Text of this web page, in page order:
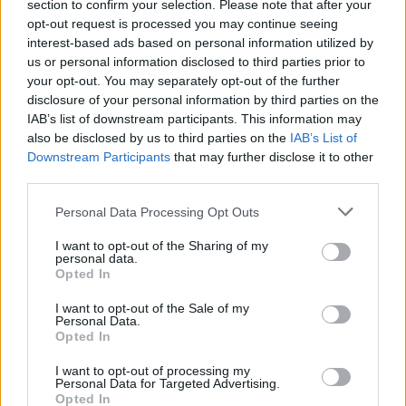
section to confirm your selection. Please note that after your
opt-out request is processed you may continue seeing
interest-based ads based on personal information utilized by
us or personal information disclosed to third parties prior to
your opt-out. You may separately opt-out of the further
disclosure of your personal information by third parties on the
IAB’s list of downstream participants. This information may
also be disclosed by us to third parties on the IAB’s List of
Downstream Participants that may further disclose it to other
Personal Data Processing Opt Outs
I want to opt-out of the Sharing of my
personal data.
Opted In
I want to opt-out of the Sale of my
Personal Data.
Opted In
I want to opt-out of processing my
Personal Data for Targeted Advertising.
Opted In
ihm jedoch dabei helfen könnte, endlich dem verhassten Rollstuhl zu
entfliehen.
Details
Zwei Studenten brechen eines Nachts in das Labor der renommierten
Lynwood-Universität mit dem Ziel ein, die Laborratten zu befreien, die
dort für Tests gehalten werden. Als sie das Labor betreten, stellen sie
fest, dass ihnen schon jemand zuvorgekommen ist. Zwischen den
umherlaufenden Ratten finden die Studenten etwas Schockierendes:
die angefressenen Überreste eines Menschen. Bei dem Toten handelt
es sich um den Studenten Scott, Leiter der A-Cappella-Gruppe „The
Gruppe einen kleinen Besuch abzustatten. Offensichtlich hatte Scott
vor, die Statuten der Gruppe zu ändern und erstmalig ein Mädchen
Gruppe, sondern auch bei den Ehemaligen nicht besonders gut an.
William Johnson, Vater eines der Sänger und ehemaliges Mitglieder der
Whippersnaps macht beispielsweise keinen Hehl daraus, dass er an
Währenddessen kriselt es in Hodgins‘ und Angelas Beziehung. Hodgins
hat vor, an einem nicht ganz ungefährlichen Experiment zur
Wiederherstellung seiner Nervenbahnen teilzunehmen, wovon Angela
alles andere als begeistert ist...
Personen